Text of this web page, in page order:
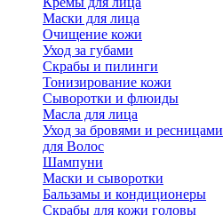
Маски для лица
Очищение кожи
Уход за губами
Скрабы и пилинги
Тонизирование кожи
Сыворотки и флюиды
Масла для лица
Уход за бровями и ресницами
для Волос
Шампуни
Маски и сыворотки
Бальзамы и кондиционеры
Скрабы для кожи головы